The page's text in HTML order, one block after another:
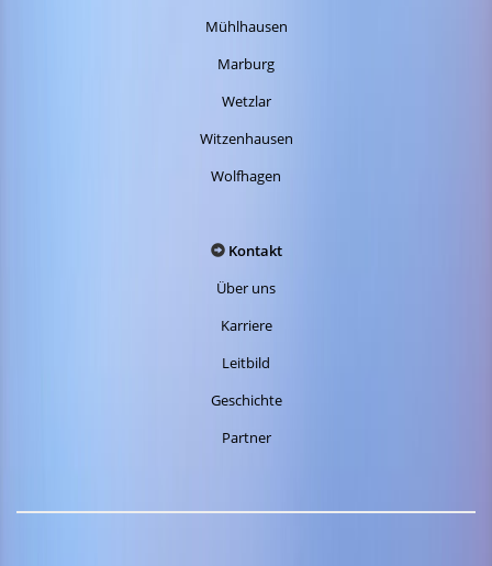
Mühlhausen
Marburg
Wetzlar
Witzenhausen
Wolfhagen
Kontakt
Über uns
Karriere
Leitbild
Geschichte
Partner